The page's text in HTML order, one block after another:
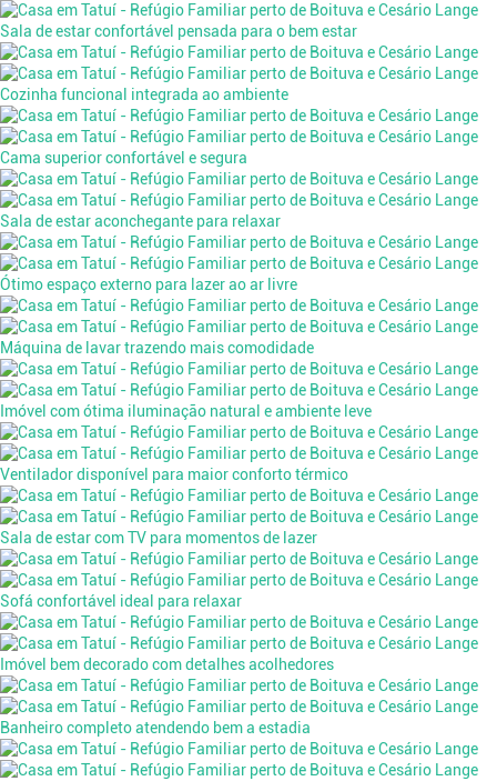
Sala de estar confortável pensada para o bem estar
Cozinha funcional integrada ao ambiente
Cama superior confortável e segura
Sala de estar aconchegante para relaxar
Ótimo espaço externo para lazer ao ar livre
Máquina de lavar trazendo mais comodidade
Imóvel com ótima iluminação natural e ambiente leve
Ventilador disponível para maior conforto térmico
Sala de estar com TV para momentos de lazer
Sofá confortável ideal para relaxar
Imóvel bem decorado com detalhes acolhedores
Banheiro completo atendendo bem a estadia